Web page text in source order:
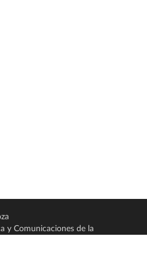
y Comunicaciones de la